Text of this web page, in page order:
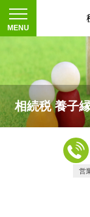
相続税 養子
営